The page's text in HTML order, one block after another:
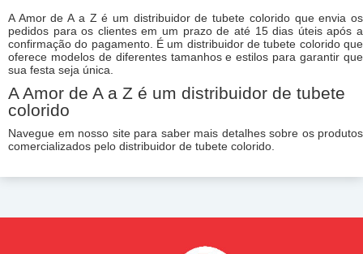
A Amor de A a Z é um distribuidor de tubete colorido que envia os
pedidos para os clientes em um prazo de até 15 dias úteis após a
confirmação do pagamento. É um distribuidor de tubete colorido que
oferece modelos de diferentes tamanhos e estilos para garantir que
sua festa seja única.
A Amor de A a Z é um distribuidor de tubete
colorido
Navegue em nosso site para saber mais detalhes sobre os produtos
comercializados pelo distribuidor de tubete colorido.